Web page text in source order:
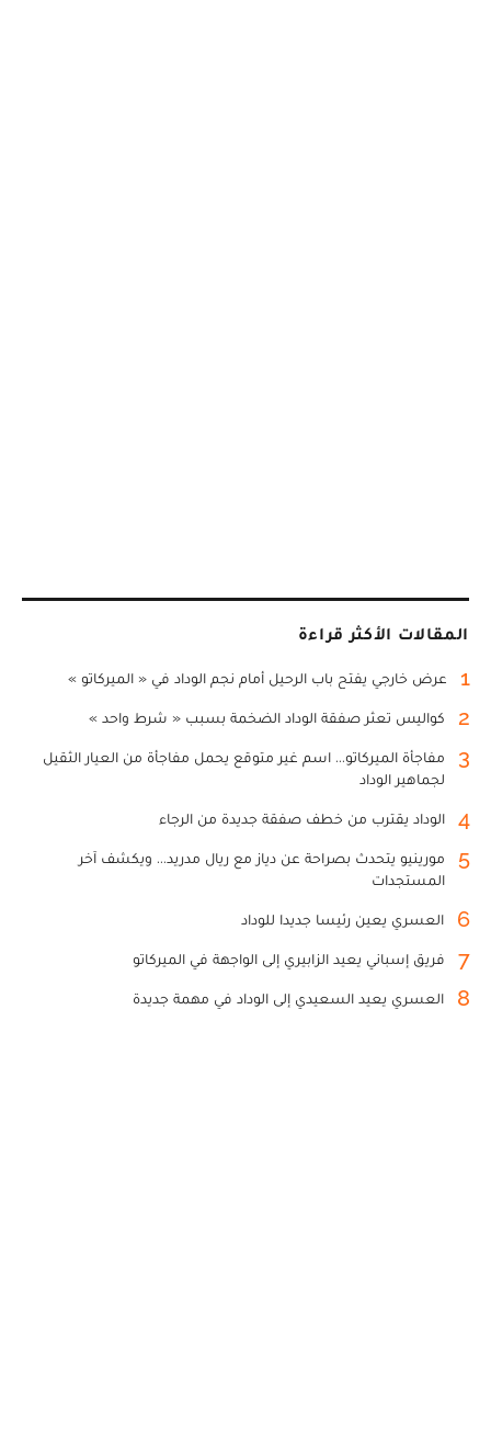
المقالات الأكثر قراءة
1 عرض خارجي يفتح باب الرحيل أمام نجم الوداد في « الميركاتو »
2 كواليس تعثر صفقة الوداد الضخمة بسبب « شرط واحد »
3
مفاجأة الميركاتو... اسم غير متوقع يحمل مفاجأة من العيار الثقيل
لجماهير الوداد
4 الوداد يقترب من خطف صفقة جديدة من الرجاء
5
مورينيو يتحدث بصراحة عن دياز مع ريال مدريد... ويكشف آخر
المستجدات
6 العسري يعين رئيسا جديدا للوداد
7 فريق إسباني يعيد الزابيري إلى الواجهة في الميركاتو
8 العسري يعيد السعيدي إلى الوداد في مهمة جديدة